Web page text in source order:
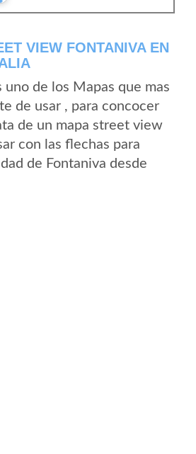
VIEW FONTANIVA EN
uno de los Mapas que mas
de usar , para concocer
de un mapa street view
con las flechas para
de Fontaniva desde